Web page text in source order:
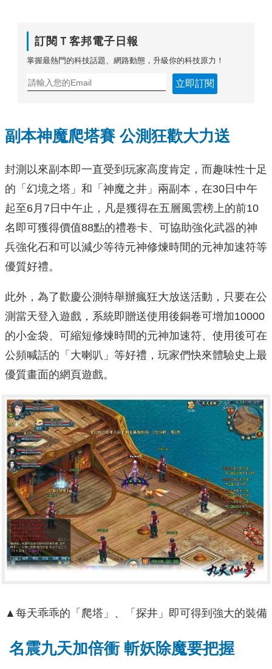
訂閱Ｔ客邦電子日報
掌握最熱門的科技話題、網路動態，升級你的科技原力！
立即訂閱
副本神魔爬塔賽 公測狂歡大力送
封測以來副本即一直受到玩家高度肯定，而趣味性十足
的「幻境之塔」和「神魔之井」兩副本，在30日中午
起至6月7日中午止，凡是獲得在五層風雲榜上的前10
名即可獲得價值88點的禮卷卡、可協助強化武器的神
兵強化石和可以減少等待元神修煉時間的元神加速符等
優質好禮。
此外，為了歡慶公測特舉辦瘋狂大放送活動，只要在公
測當天登入遊戲，系統即贈送使用後銅卷可增加10000
的小金袋、可縮短修煉時間的元神加速符、使用後可在
公頻喊話的「大喇叭」等好禮，玩家們快來體驗史上最
優質畫面的網頁遊戲。
▲每天乖乖的「爬塔」、「探井」即可得到強大的裝備
名震九天加倍衝 斬妖除魔要把握